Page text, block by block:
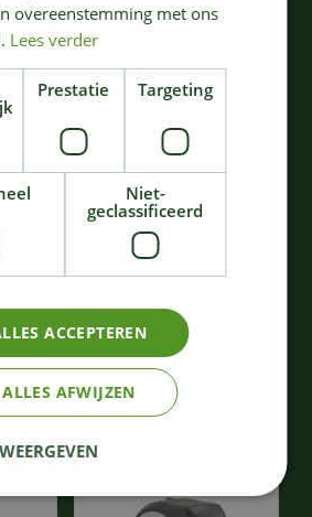
Slangenwagen/slanghas
€ 66
Bestellen
overeenstemming met ons
Lees verder
Prestatie Targeting
Niet-
geclassificeerd
ACCEPTEREN
ALLES AFWIJZEN